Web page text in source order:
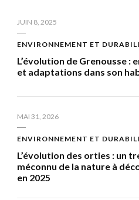
JUIN 8, 2025
ENVIRONNEMENT ET
L’évolution de Grenousse :
et adaptations dans son
MAI 31, 2026
ENVIRONNEMENT ET
L’évolution des orties : un
méconnu de la nature à
en 2025